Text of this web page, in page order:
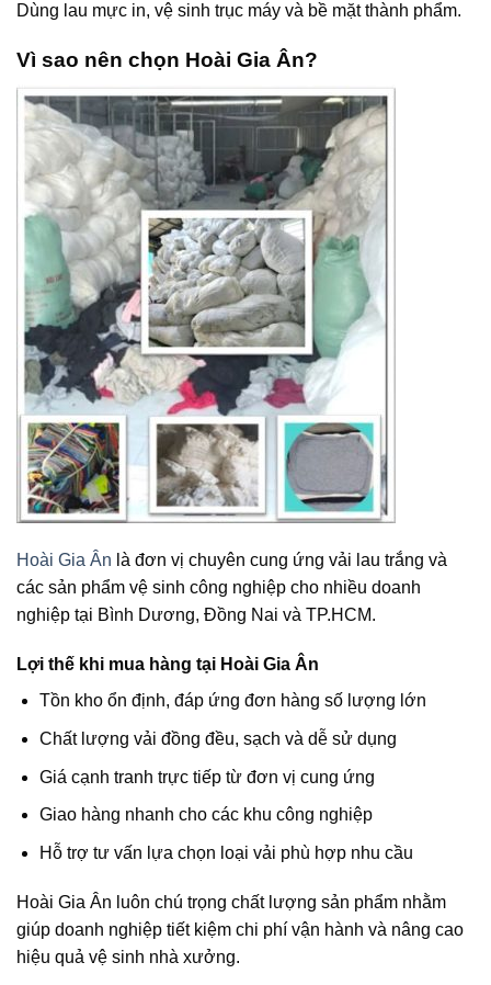
Dùng lau mực in, vệ sinh trục máy và bề mặt thành phẩm.
Vì sao nên chọn Hoài Gia Ân?
Hoài Gia Ân là đơn vị chuyên cung ứng vải lau trắng và
các sản phẩm vệ sinh công nghiệp cho nhiều doanh
nghiệp tại Bình Dương, Đồng Nai và TP.HCM.
Lợi thế khi mua hàng tại Hoài Gia Ân
Tồn kho ổn định, đáp ứng đơn hàng số lượng lớn
Chất lượng vải đồng đều, sạch và dễ sử dụng
Giá cạnh tranh trực tiếp từ đơn vị cung ứng
Giao hàng nhanh cho các khu công nghiệp
Hỗ trợ tư vấn lựa chọn loại vải phù hợp nhu cầu
Hoài Gia Ân luôn chú trọng chất lượng sản phẩm nhằm
giúp doanh nghiệp tiết kiệm chi phí vận hành và nâng cao
hiệu quả vệ sinh nhà xưởng.